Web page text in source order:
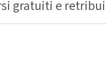
gratuiti e